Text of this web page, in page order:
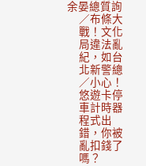
余晏總質詢
／布條大
戰！文化
局違法亂
紀，如台
北新警總
／小心！
悠遊卡停
車計時器
程式出
錯，你被
亂扣錢了
嗎？